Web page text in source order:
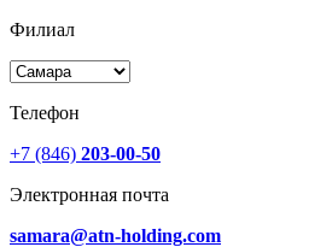
Филиал
Телефон
+7 (846) 203-00-50
Электронная почта
samara@atn-holding.com